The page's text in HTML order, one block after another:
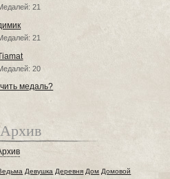
21
21
20
медаль?
Девушка Деревня Дом Домовой